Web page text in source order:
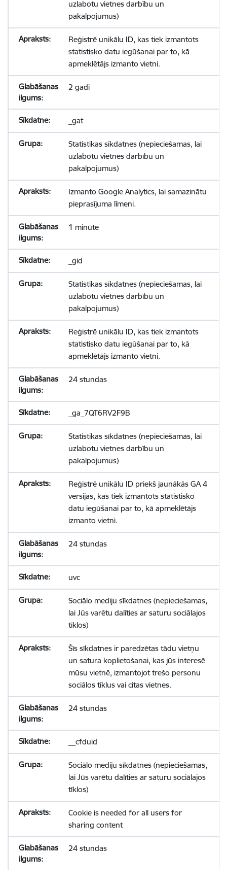
uzlabotu vietnes darbību un
pakalpojumus)
Reģistrē unikālu ID, kas tiek izmantots
statistisko datu iegūšanai par to, kā
apmeklētājs izmanto vietni.
2 gadi
_gat
Statistikas sīkdatnes (nepieciešamas, lai
uzlabotu vietnes darbību un
pakalpojumus)
Izmanto Google Analytics, lai samazinātu
pieprasījuma līmeni.
1 minūte
_gid
Statistikas sīkdatnes (nepieciešamas, lai
uzlabotu vietnes darbību un
pakalpojumus)
Reģistrē unikālu ID, kas tiek izmantots
statistisko datu iegūšanai par to, kā
apmeklētājs izmanto vietni.
24 stundas
_ga_7QT6RV2F9B
Statistikas sīkdatnes (nepieciešamas, lai
uzlabotu vietnes darbību un
pakalpojumus)
Reģistrē unikālu ID priekš jaunākās GA 4
versijas, kas tiek izmantots statistisko
datu iegūšanai par to, kā apmeklētājs
izmanto vietni.
24 stundas
uvc
Sociālo mediju sīkdatnes (nepieciešamas,
lai Jūs varētu dalīties ar saturu sociālajos
tīklos)
Šīs sīkdatnes ir paredzētas tādu vietņu
un satura koplietošanai, kas jūs interesē
mūsu vietnē, izmantojot trešo personu
sociālos tīklus vai citas vietnes.
24 stundas
__cfduid
Sociālo mediju sīkdatnes (nepieciešamas,
lai Jūs varētu dalīties ar saturu sociālajos
tīklos)
Cookie is needed for all users for
sharing content
24 stundas